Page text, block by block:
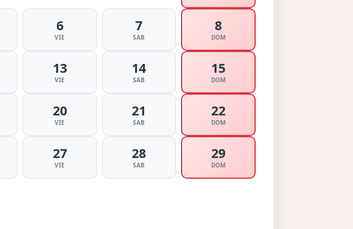
6
VIE
7
SAB
8
DOM
13
VIE
14
SAB
15
DOM
20
VIE
21
SAB
22
DOM
27
VIE
28
SAB
29
DOM